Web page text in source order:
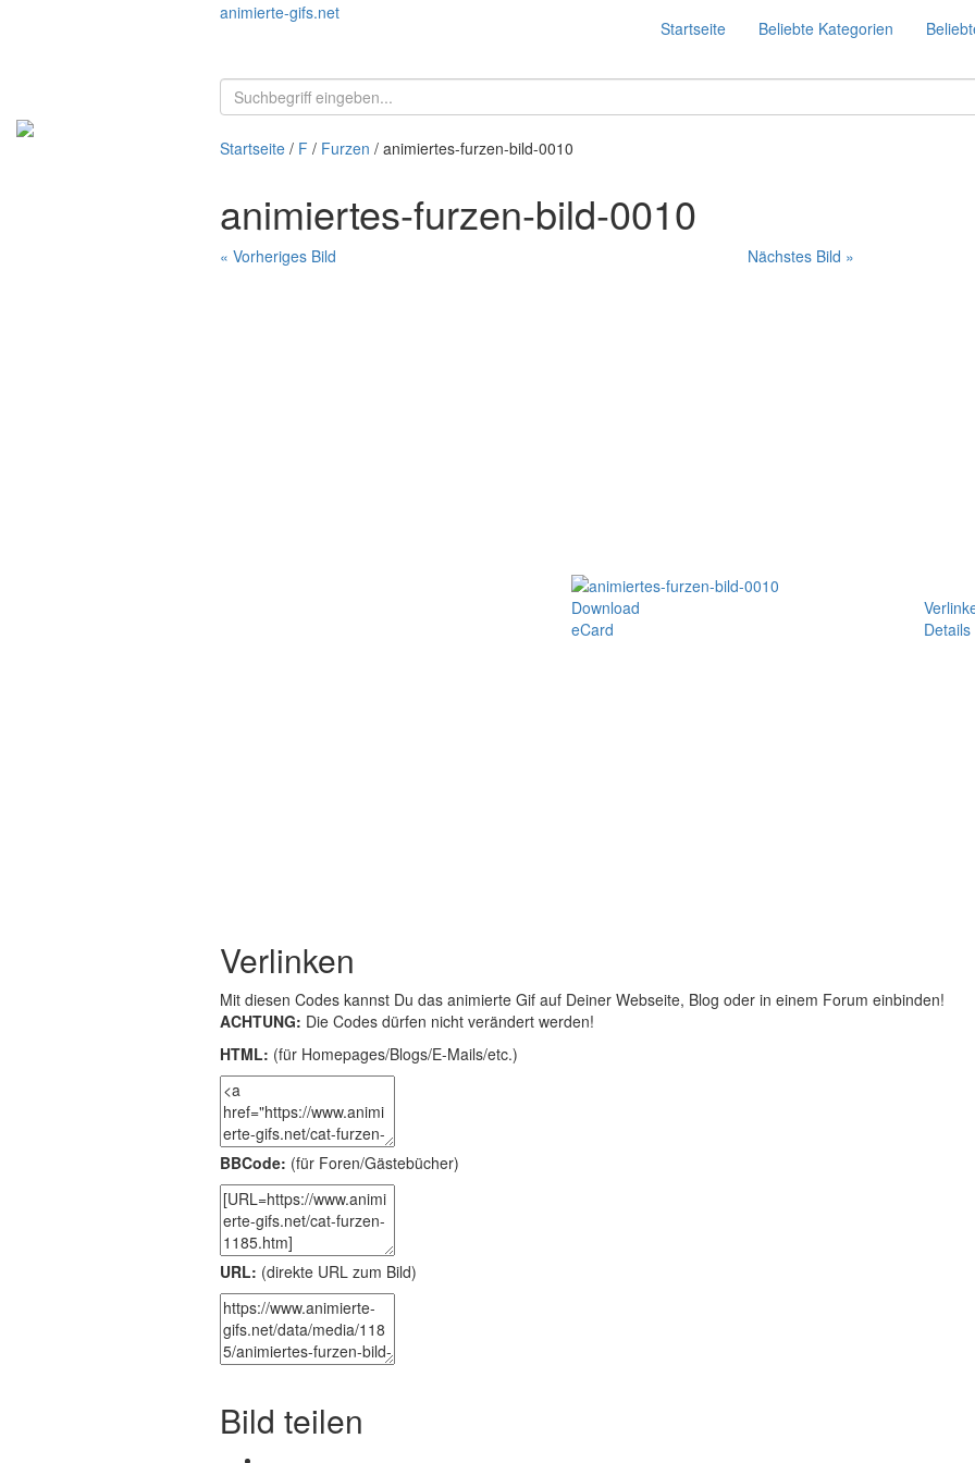
animierte-gifs.net
Startseite Beliebte Kategorien
Startseite / F / Furzen / animiertes-furzen-bild-0010
animiertes-furzen-bild-0010
« Vorheriges Bild Nächstes Bild »
Download
eCard
Details
Verlinken
Mit diesen Codes kannst Du das animierte Gif auf Deiner Webseite, Blog oder in einem Forum einbinden!
ACHTUNG: Die Codes dürfen nicht verändert werden!
HTML: (für Homepages/Blogs/E-Mails/etc.)
BBCode: (für Foren/Gästebücher)
URL: (direkte URL zum Bild)
Bild teilen